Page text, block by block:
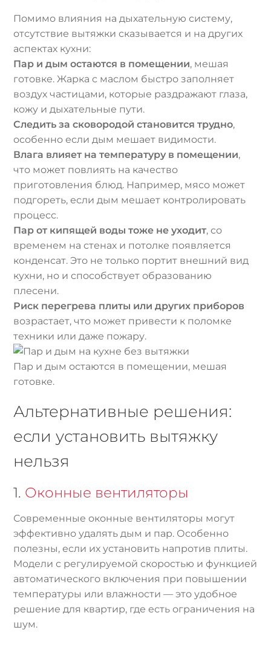
Помимо влияния на дыхательную систему,
отсутствие вытяжки сказывается и на других
аспектах кухни:
Пар и дым остаются в помещении, мешая
готовке. Жарка с маслом быстро заполняет
воздух частицами, которые раздражают глаза,
кожу и дыхательные пути.
Следить за сковородой становится трудно,
особенно если дым мешает видимости.
Влага влияет на температуру в помещении,
что может повлиять на качество
приготовления блюд. Например, мясо может
подгореть, если дым мешает контролировать
процесс.
Пар от кипящей воды тоже не уходит, со
временем на стенах и потолке появляется
конденсат. Это не только портит внешний вид
кухни, но и способствует образованию
плесени.
Риск перегрева плиты или других приборов
возрастает, что может привести к поломке
техники или даже пожару.
Пар и дым остаются в помещении, мешая
готовке.
Альтернативные решения:
если установить вытяжку
нельзя
1. Оконные вентиляторы
Современные оконные вентиляторы могут
эффективно удалять дым и пар. Особенно
полезны, если их установить напротив плиты.
Модели с регулируемой скоростью и функцией
автоматического включения при повышении
температуры или влажности — это удобное
решение для квартир, где есть ограничения на
шум.